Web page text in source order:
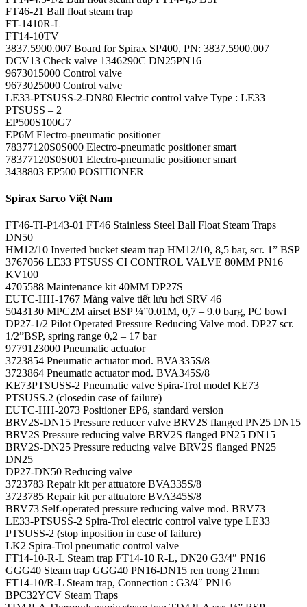
FT46-21 Ball float steam trap
FT-1410R-L
FT14-10TV
3837.5900.007 Board for Spirax SP400, PN: 3837.5900.007
DCV13 Check valve 1346290C DN25PN16
9673015000 Control valve
9673025000 Control valve
LE33-PTSUSS-2-DN80 Electric control valve Type : LE33
PTSUSS – 2
EP500S100G7
EP6M Electro-pneumatic positioner
78377120S0S000 Electro-pneumatic positioner smart
78377120S0S001 Electro-pneumatic positioner smart
3438803 EP500 POSITIONER
Spirax Sarco Việt Nam
FT46-TI-P143-01 FT46 Stainless Steel Ball Float Steam Traps
DN50
HM12/10 Inverted bucket steam trap HM12/10, 8,5 bar, scr. 1” BSP
3767056 LE33 PTSUSS CI CONTROL VALVE 80MM PN16
KV100
4705588 Maintenance kit 40MM DP27S
EUTC-HH-1767 Màng valve tiết lưu hơi SRV 46
5043130 MPC2M airset BSP ¼”0.01M, 0,7 – 9.0 barg, PC bowl
DP27-1/2 Pilot Operated Pressure Reducing Valve mod. DP27 scr.
1/2”BSP, spring range 0,2 – 17 bar
9779123000 Pneumatic actuator
3723854 Pneumatic actuator mod. BVA335S/8
3723864 Pneumatic actuator mod. BVA345S/8
KE73PTSUSS-2 Pneumatic valve Spira-Trol model KE73
PTSUSS.2 (closedin case of failure)
EUTC-HH-2073 Positioner EP6, standard version
BRV2S-DN15 Pressure reducer valve BRV2S flanged PN25 DN15
BRV2S Pressure reducing valve BRV2S flanged PN25 DN15
BRV2S-DN25 Pressure reducing valve BRV2S flanged PN25
DN25
DP27-DN50 Reducing valve
3723783 Repair kit per attuatore BVA335S/8
3723785 Repair kit per attuatore BVA345S/8
BRV73 Self-operated pressure reducing valve mod. BRV73
LE33-PTSUSS-2 Spira-Trol electric control valve type LE33
PTSUSS-2 (stop inposition in case of failure)
LK2 Spira-Trol pneumatic control valve
FT14-10-R-L Steam trap FT14-10 R-L, DN20 G3/4″ PN16
GGG40 Steam trap GGG40 PN16-DN15 ren trong 21mm
FT14-10/R-L Steam trap, Connection : G3/4″ PN16
BPC32YCV Steam Traps